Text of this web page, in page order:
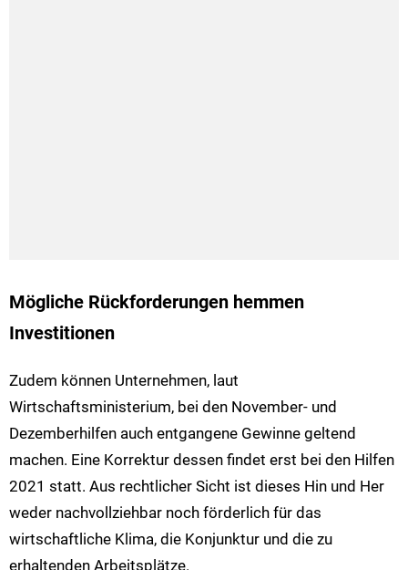
Mögliche Rückforderungen hemmen
Investitionen
Zudem können Unternehmen, laut
Wirtschaftsministerium, bei den November- und
Dezemberhilfen auch entgangene Gewinne geltend
machen. Eine Korrektur dessen findet erst bei den Hilfen
2021 statt. Aus rechtlicher Sicht ist dieses Hin und Her
weder nachvollziehbar noch förderlich für das
wirtschaftliche Klima, die Konjunktur und die zu
erhaltenden Arbeitsplätze.